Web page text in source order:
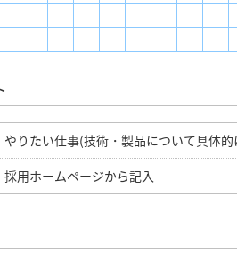
やりたい仕事(技術・製品について具体
採用ホームページから記入